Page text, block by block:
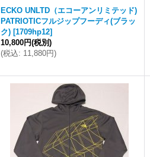
ECKO UNLTD（エコーアンリミテッド)
PATRIOTICフルジップフーディ(ブラッ
ク) [1709hp12]
10,800円(税別)
(税込: 11,880円)